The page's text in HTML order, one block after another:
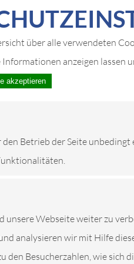
über alle verwendeten
anzeigen lassen
akzeptieren
den Betrieb der Seite
unsere Webseite weiter zu
analysieren wir mit Hilfe
den Besucherzahlen, wie